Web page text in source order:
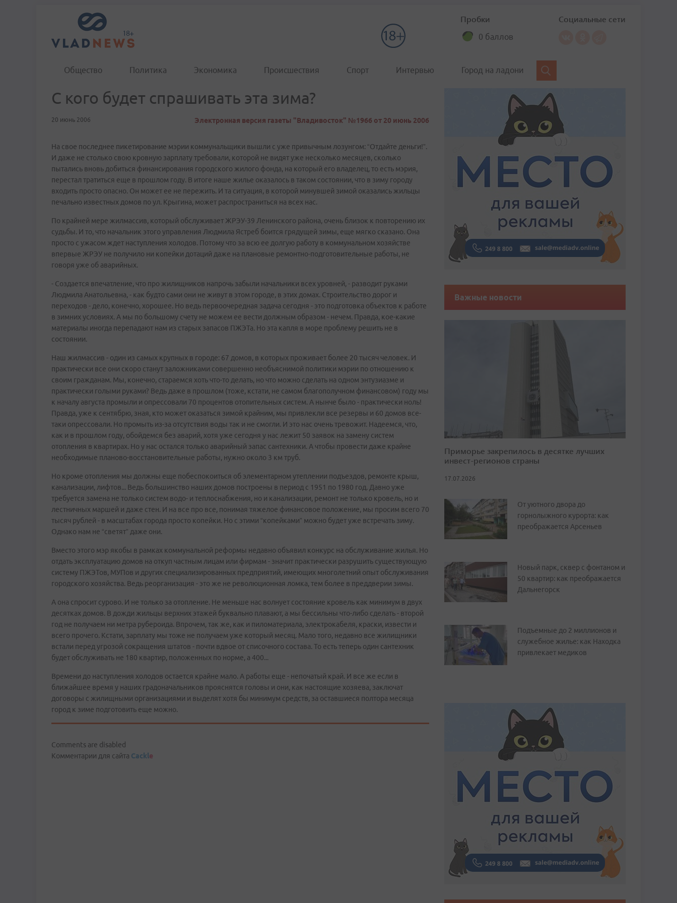
Пробки
0 баллов
Социальные сети
Общество Политика Экономика Происшествия Спорт Интервью Город на ладони
С кого будет спрашивать эта зима?
20 июнь 2006 Электронная версия газеты "Владивосток" №1966 от 20 июнь 2006
На свое последнее пикетирование мэрии коммунальщики вышли с уже привычным лозунгом: “Отдайте деньги!”.
И даже не столько свою кровную зарплату требовали, которой не видят уже несколько месяцев, сколько
пытались вновь добиться финансирования городского жилого фонда, на который его владелец, то есть мэрия,
перестал тратиться еще в прошлом году. В итоге наше жилье оказалось в таком состоянии, что в зиму городу
входить просто опасно. Он может ее не пережить. И та ситуация, в которой минувшей зимой оказались жильцы
печально известных домов по ул. Крыгина, может распространиться на всех нас.
По крайней мере жилмассив, который обслуживает ЖРЭУ-39 Ленинского района, очень близок к повторению их
судьбы. И то, что начальник этого управления Людмила Ястреб боится грядущей зимы, еще мягко сказано. Она
просто с ужасом ждет наступления холодов. Потому что за всю ее долгую работу в коммунальном хозяйстве
впервые ЖРЭУ не получило ни копейки дотаций даже на плановые ремонтно-подготовительные работы, не
говоря уже об аварийных.
- Создается впечатление, что про жилищников напрочь забыли начальники всех уровней, - разводит руками
Людмила Анатольевна, - как будто сами они не живут в этом городе, в этих домах. Строительство дорог и
переходов - дело, конечно, хорошее. Но ведь первоочередная задача сегодня - это подготовка объектов к работе
в зимних условиях. А мы по большому счету не можем ее вести должным образом - нечем. Правда, кое-какие
материалы иногда перепадают нам из старых запасов ПЖЭТа. Но эта капля в море проблему решить не в
состоянии.
Наш жилмассив - один из самых крупных в городе: 67 домов, в которых проживает более 20 тысяч человек. И
практически все они скоро станут заложниками совершенно необъяснимой политики мэрии по отношению к
своим гражданам. Мы, конечно, стараемся хоть что-то делать, но что можно сделать на одном энтузиазме и
практически голыми руками? Ведь даже в прошлом (тоже, кстати, не самом благополучном финансовом) году мы
к началу августа промыли и опрессовали 70 процентов отопительных систем. А нынче было - практически ноль!
Правда, уже к сентябрю, зная, кто может оказаться зимой крайним, мы привлекли все резервы и 60 домов все-
таки опрессовали. Но промыть из-за отсутствия воды так и не смогли. И это нас очень тревожит. Надеемся, что,
как и в прошлом году, обойдемся без аварий, хотя уже сегодня у нас лежит 50 заявок на замену систем
отопления в квартирах. Но у нас остался только аварийный запас сантехники. А чтобы провести даже крайне
необходимые планово-восстановительные работы, нужно около 3 км труб.
Но кроме отопления мы должны еще побеспокоиться об элементарном утеплении подъездов, ремонте крыш,
канализации, лифтов... Ведь большинство наших домов построены в период с 1951 по 1980 год. Давно уже
требуется замена не только систем водо- и теплоснабжения, но и канализации, ремонт не только кровель, но и
лестничных маршей и даже стен. И на все про все, понимая тяжелое финансовое положение, мы просим всего 70
тысяч рублей - в масштабах города просто копейки. Но с этими “копейками” можно будет уже встречать зиму.
Однако нам не “светят” даже они.
Вместо этого мэр якобы в рамках коммунальной реформы недавно объявил конкурс на обслуживание жилья. Но
отдать эксплуатацию домов на откуп частным лицам или фирмам - значит практически разрушить существующую
систему ПЖЭТов, МУПов и других специализированных предприятий, имеющих многолетний опыт обслуживания
городского хозяйства. Ведь реорганизация - это же не революционная ломка, тем более в преддверии зимы.
А она спросит сурово. И не только за отопление. Не меньше нас волнует состояние кровель как минимум в двух
десятках домов. В дожди жильцы верхних этажей буквально плавают, а мы бессильны что-либо сделать - второй
год не получаем ни метра рубероида. Впрочем, так же, как и пиломатериала, электрокабеля, краски, извести и
всего прочего. Кстати, зарплату мы тоже не получаем уже который месяц. Мало того, недавно все жилищники
встали перед угрозой сокращения штатов - почти вдвое от списочного состава. То есть теперь один сантехник
будет обслуживать не 180 квартир, положенных по норме, а 400...
Времени до наступления холодов остается крайне мало. А работы еще - непочатый край. И все же если в
ближайшее время у наших градоначальников прояснятся головы и они, как настоящие хозяева, заключат
договоры с жилищными организациями и выделят хотя бы минимум средств, за оставшиеся полтора месяца
город к зиме подготовить еще можно.
Comments are disabled
Комментарии для сайта Cackle
Важные новости
Приморье закрепилось в десятке лучших
инвест-регионов страны
17.07.2026
От уютного двора до
горнолыжного курорта: как
преображается Арсеньев
Новый парк, сквер с фонтаном и
50 квартир: как преображается
Дальнегорск
Подъемные до 2 миллионов и
служебное жилье: как Находка
привлекает медиков